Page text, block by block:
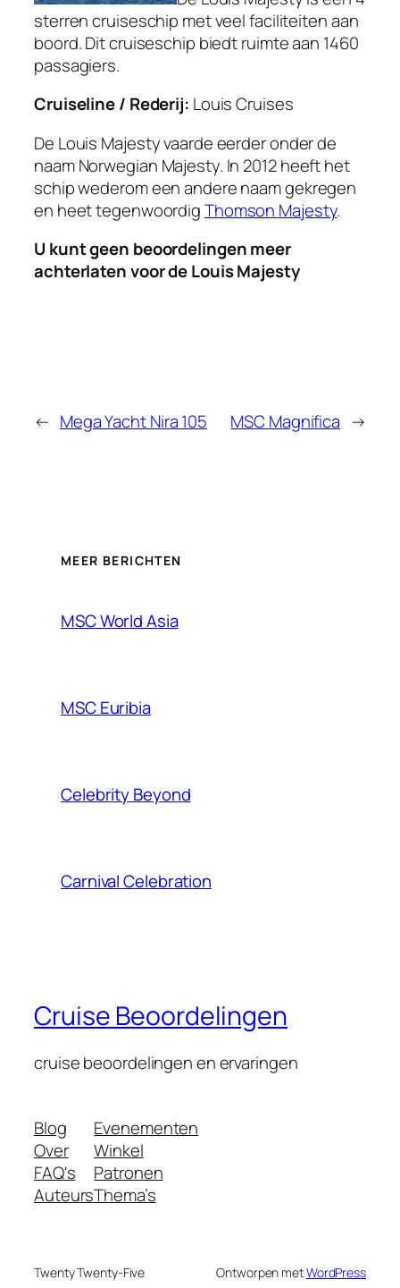
sterren cruiseschip met veel faciliteiten aan
boord. Dit cruiseschip biedt ruimte aan 1460
passagiers.
Cruiseline / Rederij: Louis Cruises
De Louis Majesty vaarde eerder onder de
naam Norwegian Majesty. In 2012 heeft het
schip wederom een andere naam gekregen
en heet tegenwoordigThomson Majesty.
U kunt geen beoordelingen meer
achterlaten voor de Louis Majesty
← Mega Yacht Nira 105 MSC Magnifica →
MEER BERICHTEN
MSC World Asia
MSC Euribia
Celebrity Beyond
Carnival Celebration
Cruise Beoordelingen
cruise beoordelingen en ervaringen
Blog
Over
FAQ's
Auteurs
Evenementen
Winkel
Patronen
Thema’s
Twenty Twenty-Five Ontworpen metWordPress